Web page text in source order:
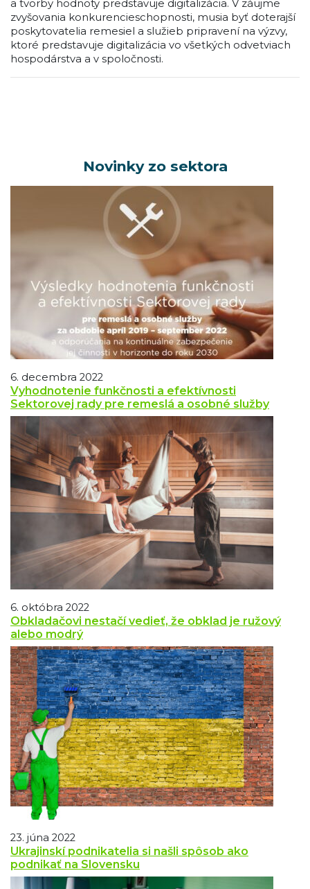
a tvorby hodnoty predstavuje digitalizácia. V záujme
zvyšovania konkurencieschopnosti, musia byť doterajší
poskytovatelia remesiel a služieb pripravení na výzvy,
ktoré predstavuje digitalizácia vo všetkých odvetviach
hospodárstva a v spoločnosti.
Novinky zo sektora
6. decembra 2022
Vyhodnotenie funkčnosti a efektívnosti
Sektorovej rady pre remeslá a osobné služby
6. októbra 2022
Obkladačovi nestačí vedieť, že obklad je ružový
alebo modrý
23. júna 2022
Ukrajinskí podnikatelia si našli spôsob ako
podnikať na Slovensku